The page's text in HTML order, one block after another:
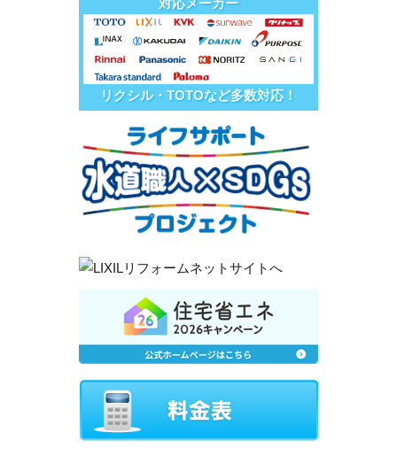
対応メーカー
リクシル・TOTOなど多数対応！